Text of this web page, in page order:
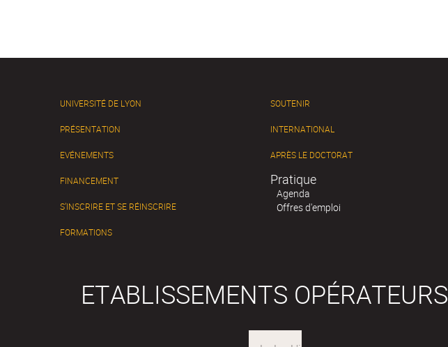
UNIVERSITÉ DE LYON
PRÉSENTATION
EVÉNEMENTS
FINANCEMENT
S’INSCRIRE ET SE RÉINSCRIRE
FORMATIONS
SOUTENIR
INTERNATIONAL
APRÈS LE DOCTORAT
Pratique
Agenda
Offres d'emploi
ETABLISSEMENTS OPÉRATEURS